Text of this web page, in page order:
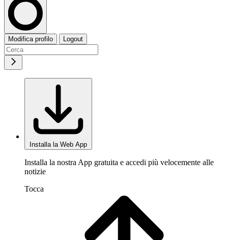
Modifica profilo Logout
Installa la Web App
Installa la nostra App gratuita e accedi più velocemente alle
notizie
Tocca